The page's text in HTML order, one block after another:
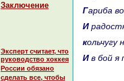
Заключение
Эксперт считает, что
руководство хоккея
России обязано
сделать все, чтобы
Гариба
И
И в бой